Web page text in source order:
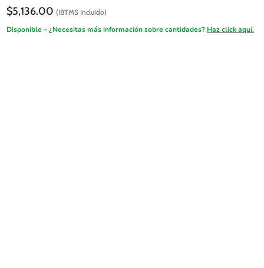
$5,136.00 (IBTMS Incluido)
Disponible – ¿Necesitas más información sobre cantidades? Haz click aquí.